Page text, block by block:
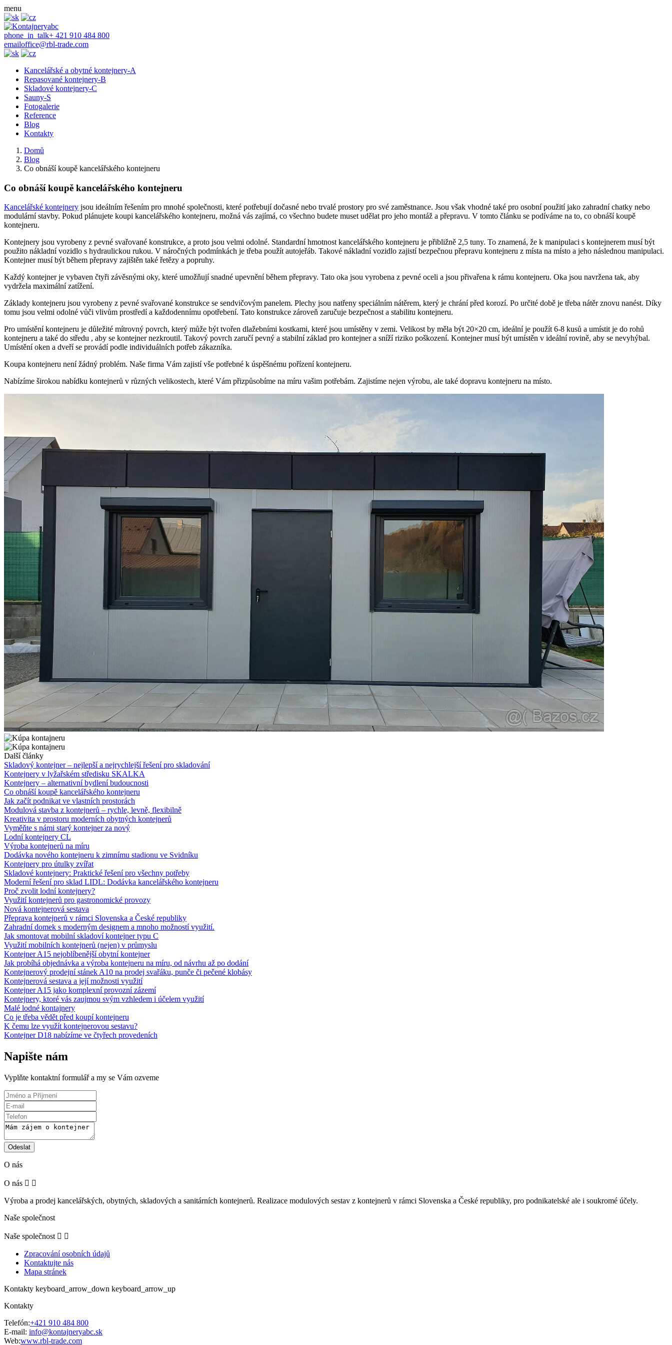
menu
phone_in_talk+ 421 910 484 800
emailoffice@rbl-trade.com
Kancelářské a obytné kontejnery-A
Repasované kontejnery-B
Skladové kontejnery-C
Sauny-S
Fotogalerie
Reference
Blog
Kontakty
Domů
Blog
Co obnáší koupě kancelářského kontejneru
Co obnáší koupě kancelářského kontejneru
Kancelářské kontejnery jsou ideálním řešením pro mnohé společnosti, které potřebují dočasné nebo trvalé prostory pro své zaměstnance. Jsou však vhodné také pro osobní použití jako zahradní chatky nebo
modulární stavby. Pokud plánujete koupi kancelářského kontejneru, možná vás zajímá, co všechno budete muset udělat pro jeho montáž a přepravu. V tomto článku se podíváme na to, co obnáší koupě
kontejneru.
Kontejnery jsou vyrobeny z pevné svařované konstrukce, a proto jsou velmi odolné. Standardní hmotnost kancelářského kontejneru je přibližně 2,5 tuny. To znamená, že k manipulaci s kontejnerem musí být
použito nákladní vozidlo s hydraulickou rukou. V náročných podmínkách je třeba použít autojeřáb. Takové nákladní vozidlo zajistí bezpečnou přepravu kontejneru z místa na místo a jeho následnou manipulaci.
Kontejner musí být během přepravy zajištěn také řetězy a popruhy.
Každý kontejner je vybaven čtyři závěsnými oky, které umožňují snadné upevnění během přepravy. Tato oka jsou vyrobena z pevné oceli a jsou přivařena k rámu kontejneru. Oka jsou navržena tak, aby
vydržela maximální zatížení.
Základy kontejneru jsou vyrobeny z pevné svařované konstrukce se sendvičovým panelem. Plechy jsou natřeny speciálním nátěrem, který je chrání před korozí. Po určité době je třeba nátěr znovu nanést. Díky
tomu jsou velmi odolné vůči vlivům prostředí a každodennímu opotřebení. Tato konstrukce zároveň zaručuje bezpečnost a stabilitu kontejneru.
Pro umístění kontejneru je důležité mítrovný povrch, který může být tvořen dlažebními kostkami, které jsou umístěny v zemi. Velikost by měla být 20×20 cm, ideální je použít 6-8 kusů a umístit je do rohů
kontejneru a také do středu , aby se kontejner nezkroutil. Takový povrch zaručí pevný a stabilní základ pro kontejner a sníží riziko poškození. Kontejner musí být umístěn v ideální rovině, aby se nevyhýbal.
Umístění oken a dveří se provádí podle individuálních potřeb zákazníka.
Koupa kontejneru není žádný problém. Naše firma Vám zajistí vše potřebné k úspěšnému pořízení kontejneru.
Nabízíme širokou nabídku kontejnerů v různých velikostech, které Vám přizpůsobíme na míru vašim potřebám. Zajistíme nejen výrobu, ale také dopravu kontejneru na místo.
Další články
Skladový kontejner – nejlepší a nejrychlejší řešení pro skladování
Kontejnery v lyžařském středisku SKALKA
Kontejnery – alternativní bydlení budoucnosti
Co obnáší koupě kancelářského kontejneru
Jak začít podnikat ve vlastních prostorách
Modulová stavba z kontejnerů – rychle, levně, flexibilně
Kreativita v prostoru moderních obytných kontejnerů
Vyměňte s námi starý kontejner za nový
Lodní kontejnery CL
Výroba kontejnerů na míru
Dodávka nového kontejneru k zimnímu stadionu ve Svidníku
Kontejnery pro útulky zvířat
Skladové kontejnery: Praktické řešení pro všechny potřeby
Moderní řešení pro sklad LIDL: Dodávka kancelářského kontejneru
Proč zvolit lodní kontejnery?
Využití kontejnerů pro gastronomické provozy
Nová kontejnerová sestava
Přeprava kontejnerů v rámci Slovenska a České republiky
Zahradní domek s moderným designem a mnoho možností využití.
Jak smontovat mobilní skladoví kontejner typu C
Využití mobilních kontejnerů (nejen) v průmyslu
Kontejner A15 nejoblíbenější obytní kontejner
Jak probíhá objednávka a výroba kontejneru na míru, od návrhu až po dodání
Kontejnerový prodejní stánek A10 na prodej svařáku, punče či pečené klobásy
Kontejnerová sestava a její možnosti využití
Kontejner A15 jako komplexní provozní zázemí
Kontejnery, ktoré vás zaujmou svým vzhledem i účelem využití
Malé lodné kontajnery
Co je třeba vědět před koupí kontejneru
K čemu lze využít kontejnerovou sestavu?
Kontejner D18 nabízíme ve čtyřech provedeních
Napište nám
Vyplňte kontaktní formulář a my se Vám ozveme
Odeslat
O nás
O nás  
Výroba a prodej kancelářských, obytných, skladových a sanitárních kontejnerů. Realizace modulových sestav z kontejnerů v rámci Slovenska a České republiky, pro podnikatelské ale i soukromé účely.
Naše společnost
Naše společnost  
Zpracování osobních údajů
Kontaktujte nás
Mapa stránek
Kontakty keyboard_arrow_down keyboard_arrow_up
Kontakty
Telefón:+421 910 484 800
E-mail: info@kontajneryabc.sk
Web:www.rbl-trade.com